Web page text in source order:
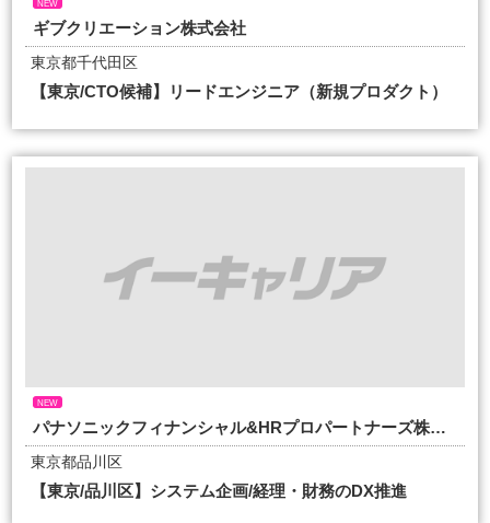
NEW
ギブクリエーション株式会社
東京都千代田区
【東京/CTO候補】リードエンジニア（新規プロダクト）
NEW
パナソニックフィナンシャル&HRプロパートナーズ株式会社
東京都品川区
【東京/品川区】システム企画/経理・財務のDX推進